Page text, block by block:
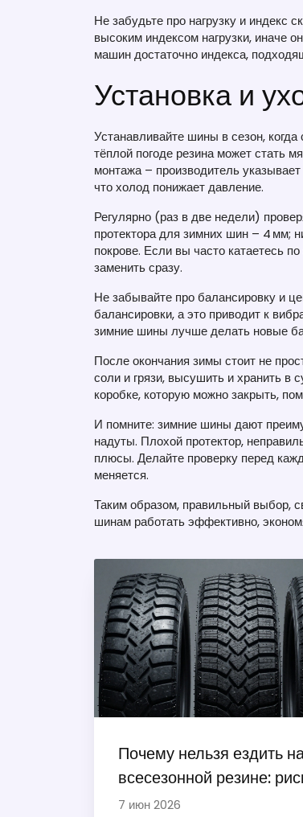
Не забудьте про нагрузку и индекс
высоким индексом нагрузки, иначе
машин достаточно индекса,
Установка и
Устанавливайте шины в сезон,
тёплой погоде резина может стать
монтажа – производитель
что холод понижает давление.
Регулярно (раз в две недели)
протектора для зимних шин – 4 мм;
покрове. Если вы часто катаетесь
заменить сразу.
Не забывайте про балансировку и
балансировки, а это приводит к
зимние шины лучше делать новые
После окончания зимы стоит не
соли и грязи, высушить и хранить в
коробке, которую можно закрыть,
И помните: зимние шины дают
надуты. Плохой протектор,
плюсы. Делайте проверку перед
меняется.
Таким образом, правильный выбор,
шинам работать эффективно,
Почему нельзя ездить
всесезонной резине:
мифы и реальность
7 июн 2026